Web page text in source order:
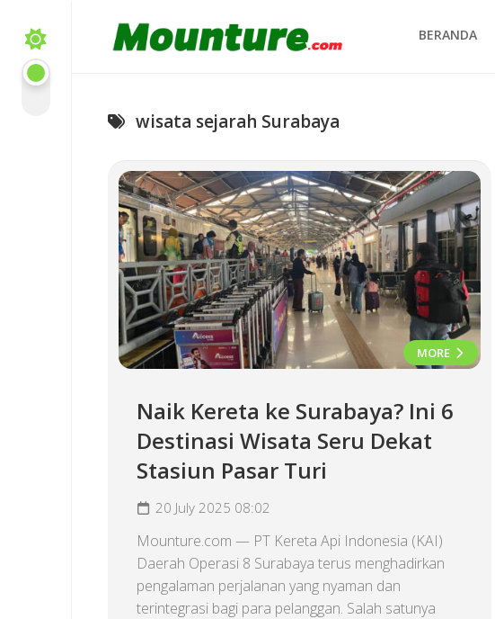
content
BERANDA
wisata sejarah Surabaya
MORE
Naik Kereta ke Surabaya? Ini 6
Destinasi Wisata Seru Dekat
Stasiun Pasar Turi
20 July 2025 08:02
Mounture.com — PT Kereta Api Indonesia (KAI)
Daerah Operasi 8 Surabaya terus menghadirkan
pengalaman perjalanan yang nyaman dan
terintegrasi bagi para pelanggan. Salah satunya